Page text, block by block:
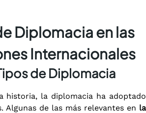
Diplomacia en las
Internacionales
de Diplomacia
historia, la diplomacia ha adoptado
Algunas de las más relevantes en la